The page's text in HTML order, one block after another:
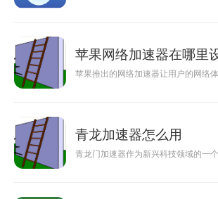
苹果网络加速器在哪里
苹果推出的网络加速器让用户的网络
青龙加速器怎么用
青龙门加速器作为新兴科技领域的一